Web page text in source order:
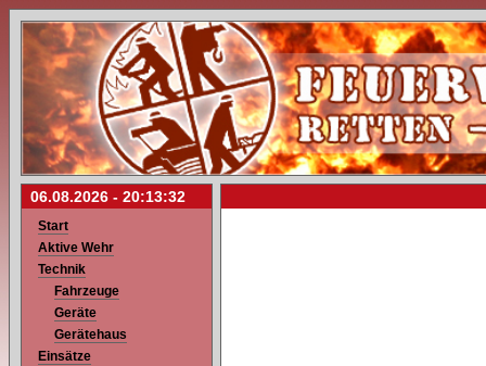
06.08.2026 - 20:13:32
Start
Aktive Wehr
Technik
Fahrzeuge
Geräte
Gerätehaus
Einsätze